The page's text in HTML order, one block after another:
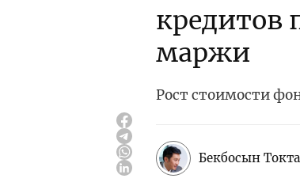
кредитов
маржи
Рост стоимости
Бекбосын